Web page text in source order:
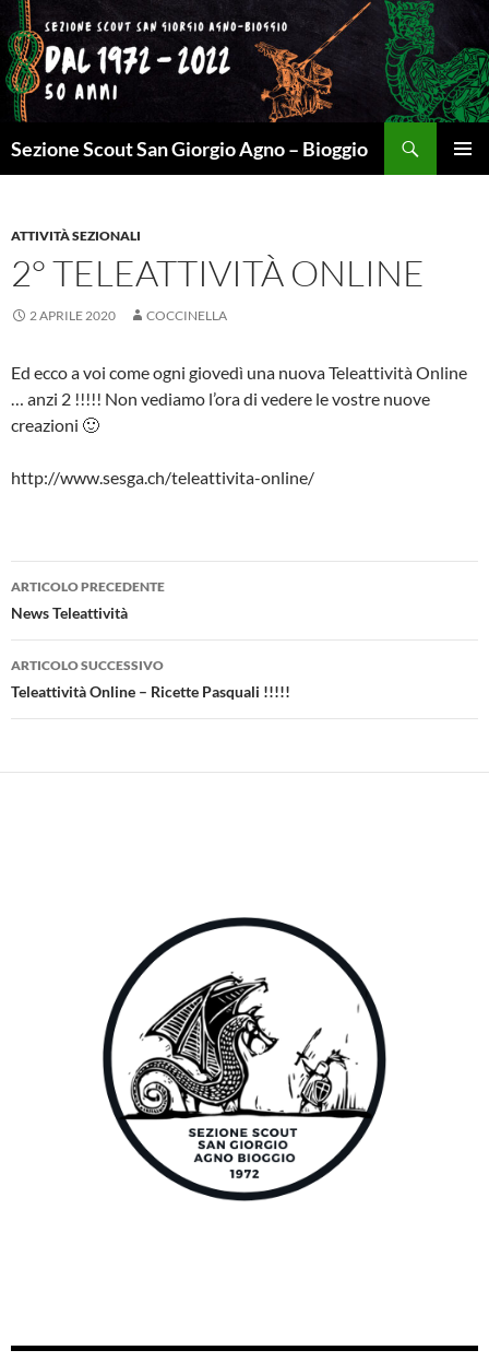
Sezione Scout San Giorgio Agno – Bioggio
ATTIVITÀ SEZIONALI
2° TELEATTIVITÀ ONLINE
2 APRILE 2020 COCCINELLA
Ed ecco a voi come ogni giovedì una nuova Teleattività Online
… anzi 2 !!!!! Non vediamo l’ora di vedere le vostre nuove
creazioni 🙂
http://www.sesga.ch/teleattivita-online/
Navigazione
articolo
ARTICOLO PRECEDENTE
News Teleattività
ARTICOLO SUCCESSIVO
Teleattività Online – Ricette Pasquali !!!!!